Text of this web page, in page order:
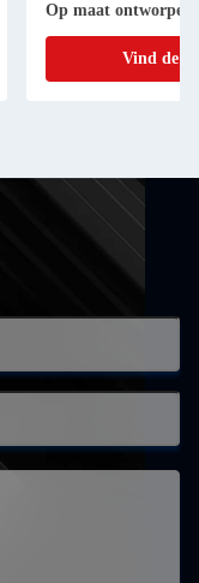
CNC-
radiator
Vind